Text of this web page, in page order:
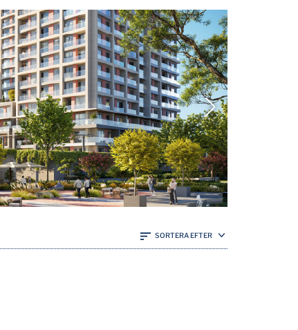
SORTERA EFTER